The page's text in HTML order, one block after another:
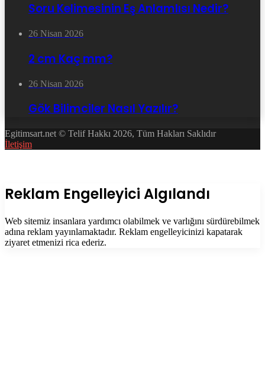
Soru Kelimesinin Eş Anlamlısı Nedir?
26 Nisan 2026
2 cm Kaç mm?
26 Nisan 2026
Gök Bilimciler Nasıl Yazılır?
Egitimsart.net © Telif Hakkı 2026, Tüm Hakları Saklıdır
İletişim
Kapalı
Reklam Engelleyici Algılandı
Web sitemiz insanlara yardımcı olabilmek ve varlığını sürdürebilmek
adına reklam yayınlamaktadır. Reklam engelleyicinizi kapatarak
ziyaret etmenizi rica ederiz.